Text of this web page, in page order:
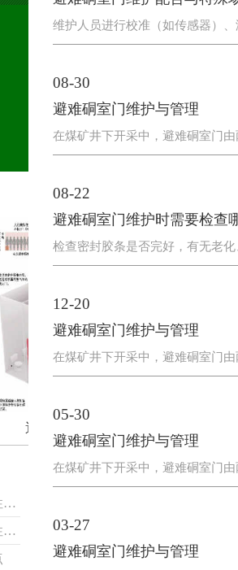
避难硐室防爆门的抗爆与密封性能优势解析
避难硐室防爆门的抗爆与密封性能优势解析
维护人员进行校准（如传感器）
08-30
避难硐室门维护与管理
在煤矿井下开采中，避难硐室门
08-22
避难硐室门维护时需要检查
检查密封胶条是否完好，有无老
12-20
避难硐室门维护与管理
在煤矿井下开采中，避难硐室门
05-30
避难硐室门维护与管理
在煤矿井下开采中，避难硐室门
03-27
避难硐室门维护与管理